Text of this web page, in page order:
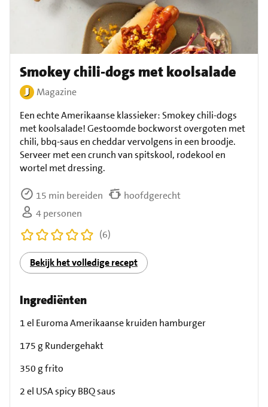
Smokey chili-dogs met koolsalade
Magazine
Een echte Amerikaanse klassieker: Smokey chili-dogs
met koolsalade! Gestoomde bockworst overgoten met
chili, bbq-saus en cheddar vervolgens in een broodje.
Serveer met een crunch van spitskool, rodekool en
wortel met dressing.
15 min bereiden
hoofdgerecht
4 personen
(6)
Bekijk het volledige recept
Ingrediënten
1 el Euroma Amerikaanse kruiden hamburger
175 g Rundergehakt
350 g frito
2 el USA spicy BBQ saus